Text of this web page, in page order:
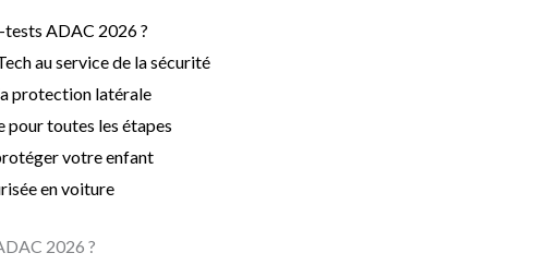
ADAC 2026 ?
au service de la sécurité
protection latérale
pour toutes les étapes
votre enfant
en voiture
2026 ?